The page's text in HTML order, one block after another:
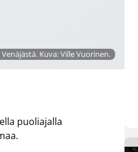
Kuva: Ville Vuorinen.
puoliajalla